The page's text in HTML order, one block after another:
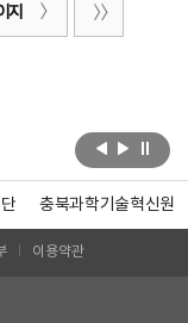
지
충북과학기술혁신원
이용약관